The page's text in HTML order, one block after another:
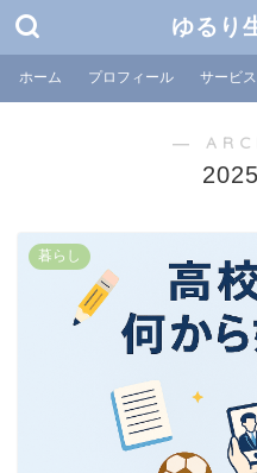
ゆるり
ホーム プロフィール サービス
―
暮らし